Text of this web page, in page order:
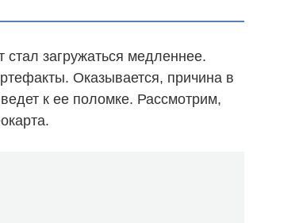
загружаться медленнее.
Оказывается, причина в
к ее поломке. Рассмотрим,